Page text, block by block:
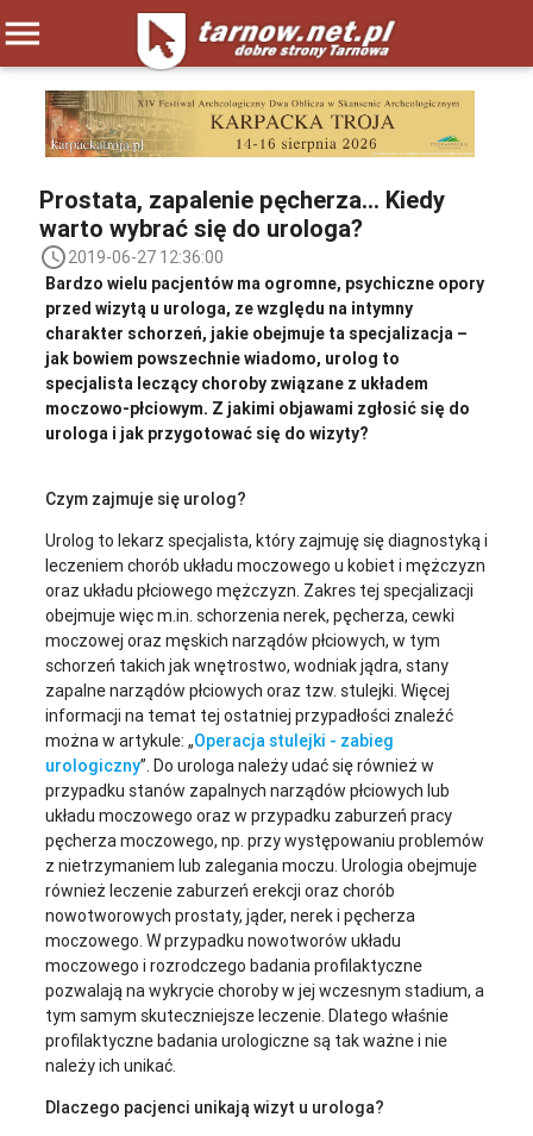
menu
Prostata, zapalenie pęcherza… Kiedy
warto wybrać się do urologa?
access_time2019-06-27 12:36:00
Bardzo wielu pacjentów ma ogromne, psychiczne opory
przed wizytą u urologa, ze względu na intymny
charakter schorzeń, jakie obejmuje ta specjalizacja –
jak bowiem powszechnie wiadomo, urolog to
specjalista leczący choroby związane z układem
moczowo-płciowym. Z jakimi objawami zgłosić się do
urologa i jak przygotować się do wizyty?
Czym zajmuje się urolog?
Urolog to lekarz specjalista, który zajmuję się diagnostyką i
leczeniem chorób układu moczowego u kobiet i mężczyzn
oraz układu płciowego mężczyzn. Zakres tej specjalizacji
obejmuje więc m.in. schorzenia nerek, pęcherza, cewki
moczowej oraz męskich narządów płciowych, w tym
schorzeń takich jak wnętrostwo, wodniak jądra, stany
zapalne narządów płciowych oraz tzw. stulejki. Więcej
informacji na temat tej ostatniej przypadłości znaleźć
można w artykule: „Operacja stulejki - zabieg
urologiczny”. Do urologa należy udać się również w
przypadku stanów zapalnych narządów płciowych lub
układu moczowego oraz w przypadku zaburzeń pracy
pęcherza moczowego, np. przy występowaniu problemów
z nietrzymaniem lub zalegania moczu. Urologia obejmuje
również leczenie zaburzeń erekcji oraz chorób
nowotworowych prostaty, jąder, nerek i pęcherza
moczowego. W przypadku nowotworów układu
moczowego i rozrodczego badania profilaktyczne
pozwalają na wykrycie choroby w jej wczesnym stadium, a
tym samym skuteczniejsze leczenie. Dlatego właśnie
profilaktyczne badania urologiczne są tak ważne i nie
należy ich unikać.
Dlaczego pacjenci unikają wizyt u urologa?